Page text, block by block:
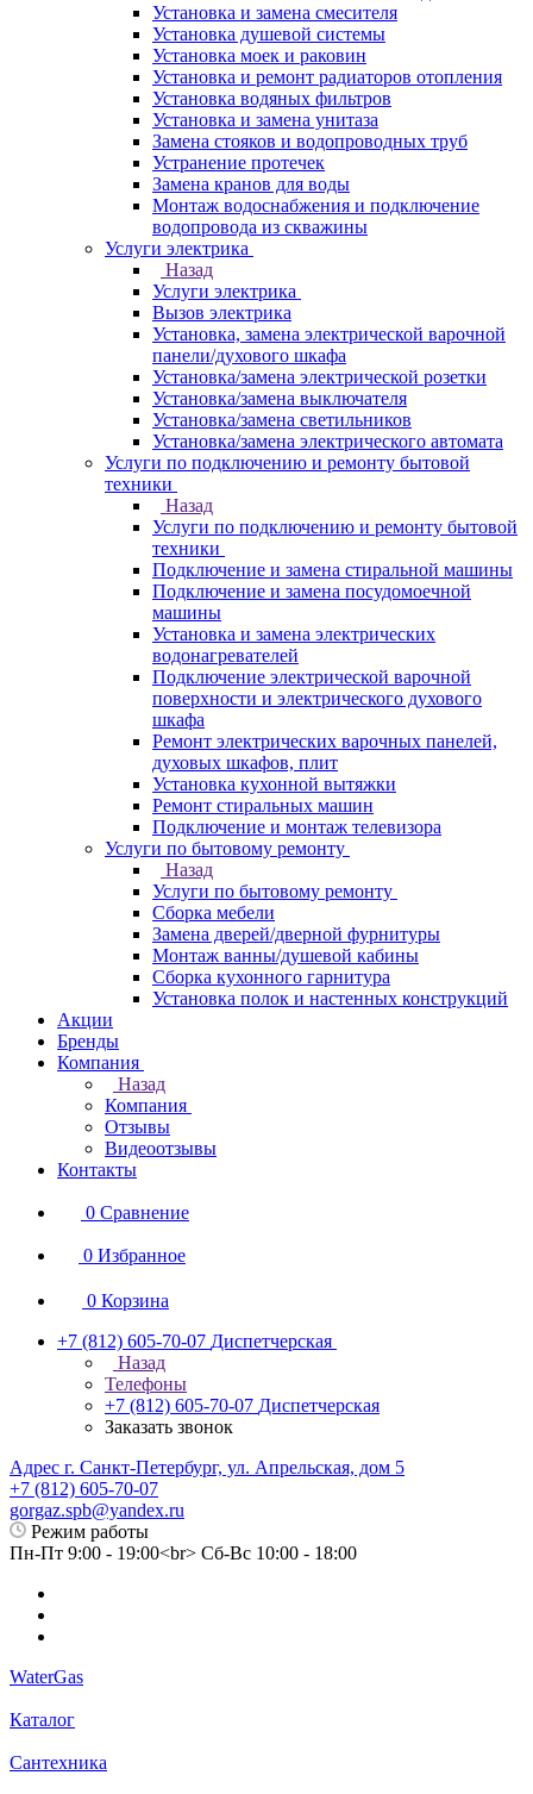
Установка и замена смесителя
Установка душевой системы
Установка моек и раковин
Установка и ремонт радиаторов отопления
Установка водяных фильтров
Установка и замена унитаза
Замена стояков и водопроводных труб
Устранение протечек
Замена кранов для воды
Монтаж водоснабжения и подключение
водопровода из скважины
Услуги электрика
Назад
Услуги электрика
Вызов электрика
Установка, замена электрической варочной
панели/духового шкафа
Установка/замена электрической розетки
Установка/замена выключателя
Установка/замена светильников
Установка/замена электрического автомата
Услуги по подключению и ремонту бытовой
техники
Назад
Услуги по подключению и ремонту бытовой
техники
Подключение и замена стиральной машины
Подключение и замена посудомоечной
машины
Установка и замена электрических
водонагревателей
Подключение электрической варочной
поверхности и электрического духового
шкафа
Ремонт электрических варочных панелей,
духовых шкафов, плит
Установка кухонной вытяжки
Ремонт стиральных машин
Подключение и монтаж телевизора
Услуги по бытовому ремонту
Назад
Услуги по бытовому ремонту
Сборка мебели
Замена дверей/дверной фурнитуры
Монтаж ванны/душевой кабины
Сборка кухонного гарнитура
Установка полок и настенных конструкций
Акции
Бренды
Компания
Назад
Компания
Отзывы
Видеоотзывы
Контакты
0 Сравнение
0 Избранное
0 Корзина
+7 (812) 605-70-07 Диспетчерская
Назад
Телефоны
+7 (812) 605-70-07 Диспетчерская
Заказать звонок
Адрес г. Санкт-Петербург, ул. Апрельская, дом 5
+7 (812) 605-70-07
gorgaz.spb@yandex.ru
Режим работы
Пн-Пт 9:00 - 19:00<br> Сб-Вс 10:00 - 18:00
WaterGas
Каталог
Сантехника